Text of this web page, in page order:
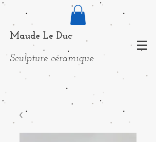
Maude Le Duc
Sculpture céramique